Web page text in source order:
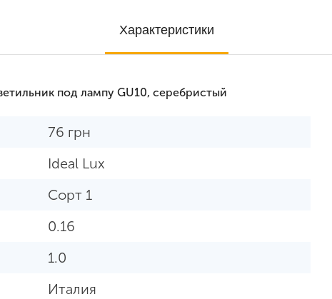
Характеристики
под лампу GU10, серебристый
76 грн
Ideal Lux
Сорт 1
0.16
1.0
Италия